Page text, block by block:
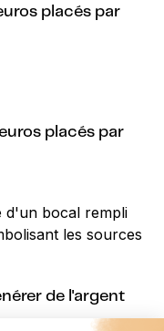
placés par
placés par
de l'argent